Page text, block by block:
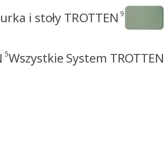
i stoły TROTTEN 9
5Wszystkie System TROTTEN